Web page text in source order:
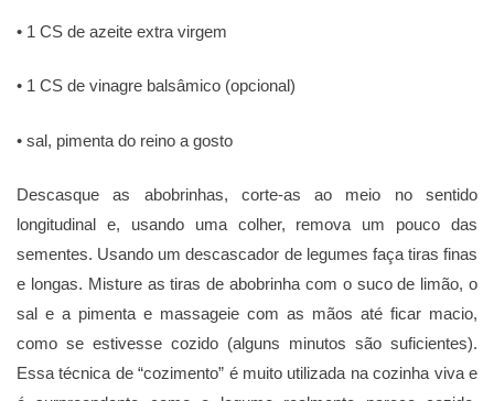
• 1 CS de azeite extra virgem
• 1 CS de vinagre balsâmico (opcional)
• sal, pimenta do reino a gosto
Descasque as abobrinhas, corte-as ao meio no sentido
longitudinal e, usando uma colher, remova um pouco das
sementes. Usando um descascador de legumes faça tiras finas
e longas. Misture as tiras de abobrinha com o suco de limão, o
sal e a pimenta e massageie com as mãos até ficar macio,
como se estivesse cozido (alguns minutos são suficientes).
Essa técnica de “cozimento” é muito utilizada na cozinha viva e